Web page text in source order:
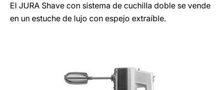
El JURA Shave con sistema de cuchilla doble se vende
en un estuche de lujo con espejo extraíble.